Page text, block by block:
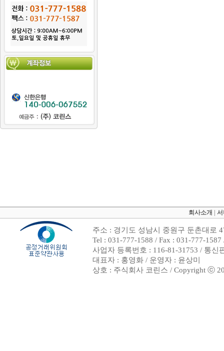
회사소개
주소 : 경기도 성남시 중원구 둔촌대로
Tel : 031-777-1588 / Fax : 031-777-
사업자 등록번호 : 116-81-31753 / 통신
대표자 : 홍영화 / 운영자 : 윤상미
상호 : 주식회사 코린스 / Copyright ⓒ